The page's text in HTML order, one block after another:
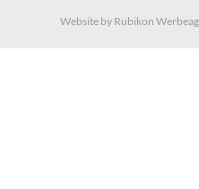
Website by Rubikon